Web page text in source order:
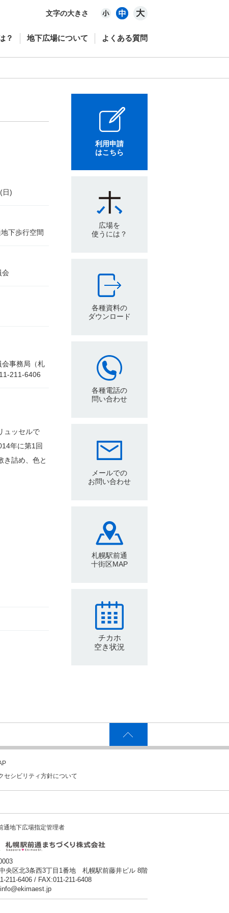
文字の大きさ
？ 地下広場について よくある質問
日)
下歩行空間
会
事務局（札
211-6406
ュッセルで
年に第1回
き詰め、色と
利用申請
はこちら
広場を
使うには？
各種資料の
ダウンロード
各種電話の
問い合わせ
メールでの
お問い合わせ
札幌駅前通
十街区MAP
チカホ
空き状況
セシビリティ方針について
通地下広場指定管理者
央区北3条西3丁目1番地 札幌駅前藤井ビル 8階
211-6406 / FAX:011-211-6408